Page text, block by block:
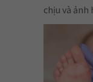
chịu và